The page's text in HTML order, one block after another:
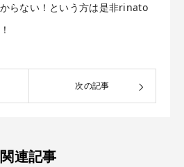
らない！という方は是非rinato
次の記事
関連記事